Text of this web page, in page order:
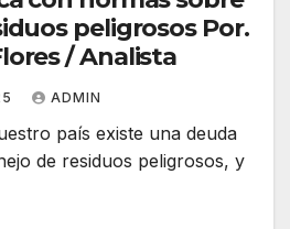
peligrosos Por.
/ Analista
ADMIN
país existe una deuda
de residuos peligrosos, y